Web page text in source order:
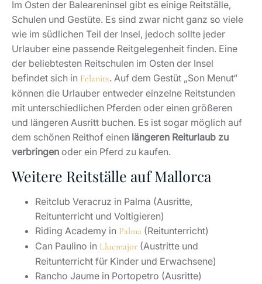
Im Osten der Baleareninsel gibt es einige Reitställe,
Schulen und Gestüte. Es sind zwar nicht ganz so viele
wie im südlichen Teil der Insel, jedoch sollte jeder
Urlauber eine passende Reitgelegenheit finden. Eine
der beliebtesten Reitschulen im Osten der Insel
befindet sich in Felanitx. Auf dem Gestüt „Son Menut“
können die Urlauber entweder einzelne Reitstunden
mit unterschiedlichen Pferden oder einen größeren
und längeren Ausritt buchen. Es ist sogar möglich auf
dem schönen Reithof einen längeren Reiturlaub zu
verbringen oder ein Pferd zu kaufen.
Weitere Reitställe auf Mallorca
Reitclub Veracruz in Palma (Ausritte,
Reitunterricht und Voltigieren)
Riding Academy in Palma (Reitunterricht)
Can Paulino in Llucmajor (Austritte und
Reitunterricht für Kinder und Erwachsene)
Rancho Jaume in Portopetro (Ausritte)